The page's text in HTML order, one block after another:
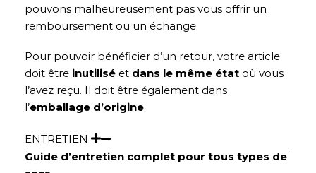
pouvons malheureusement pas vous offrir un
remboursement ou un échange.
Pour pouvoir bénéficier d’un retour, votre article
doit être inutilisé et dans le même état où vous
l’avez reçu. Il doit être également dans
l’emballage d’origine.
ENTRETIEN
Guide d’entretien complet pour tous types de